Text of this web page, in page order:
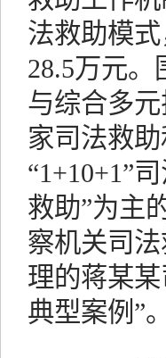
法救助模
28.5万元
与综合多
家司法救
“1+10+1”
救助”为主
察机关司
理的蒋某
典型案例”。